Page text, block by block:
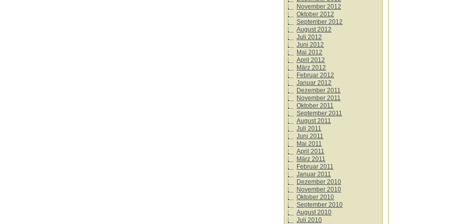
November 2012
Oktober 2012
September 2012
August 2012
Juli 2012
Juni 2012
Mai 2012
April 2012
März 2012
Februar 2012
Januar 2012
Dezember 2011
November 2011
Oktober 2011
September 2011
August 2011
Juli 2011
Juni 2011
Mai 2011
April 2011
März 2011
Februar 2011
Januar 2011
Dezember 2010
November 2010
Oktober 2010
September 2010
August 2010
Juli 2010